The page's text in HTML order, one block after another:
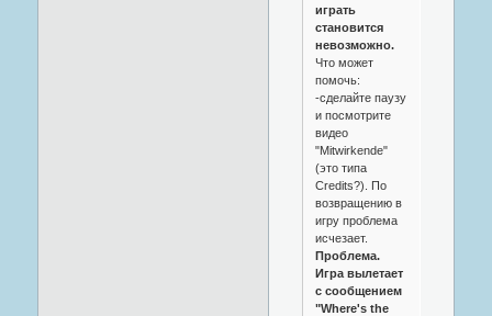
играть
становится
невозможно.
Что может
помочь:
-сделайте паузу
и посмотрите
видео
"Mitwirkende"
(это типа
Credits?). По
возвращению в
игру проблема
исчезает.
Проблема.
Игра вылетает
с сообщением
"Where's the